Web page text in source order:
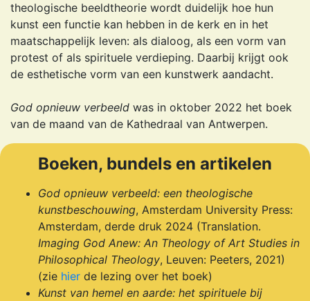
theologische beeldtheorie wordt duidelijk hoe hun
kunst een functie kan hebben in de kerk en in het
maatschappelijk leven: als dialoog, als een vorm van
protest of als spirituele verdieping. Daarbij krijgt ook
de esthetische vorm van een kunstwerk aandacht.
God opnieuw verbeeld was in oktober 2022 het boek
van de maand van de Kathedraal van Antwerpen.
Boeken, bundels en artikelen
God opnieuw verbeeld: een theologische
kunstbeschouwing, Amsterdam University Press:
Amsterdam, derde druk 2024 (Translation.
Imaging God Anew: An Theology of Art Studies in
Philosophical Theology, Leuven: Peeters, 2021)
(zie hier de lezing over het boek)
Kunst van hemel en aarde: het spirituele bij